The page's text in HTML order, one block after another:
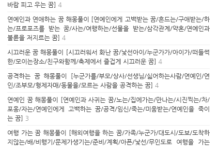
바람 피고 우는 꿈] 4
연예인과 연애하는 꿈 해몽풀이 [연예인에게 고백받는 꿈/흔드는/구애받는/하
는/프로포즈를 받는 꿈/사는/여행하는/선물을 받는/삼각관계/약혼/연예인과
불륜을 저지르는 꿈] 4
시끄러운 꿈 해몽풀이 [시끄러워서 화난 꿈/낯선아이/누군가가/아이가/떠들썩
한/모이는장소/친구와함께/축제에서 즐겁게 시끄러운 꿈] 4
공격하는 꿈 해몽풀이 [누군가를/부모/상사/선생님/싫어하는사람/연예인/연
인/조부모/형제자매/동물을/모르는 사람을 공격하는 꿈] 4
연예인 꿈 해몽풀이 [연예인과 사귀는 꿈/노는/집에가는/만나는/시진찍는/차/
포옹/자는/연예인에게 고백하는 꿈/공격/임신/죽는/미움받는/연예인을 죽이
는 꿈] 3
여행 가는 꿈 해몽풀이 [해외여행을 하는 꿈/가족/누군가/대도시/도보/도착하
지않는/배/비행기/문제가생기는/준비/계획/아픈/낯선/무인도로 여행을 가는